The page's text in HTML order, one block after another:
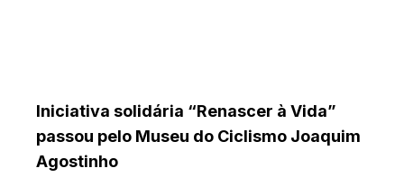
Iniciativa solidária “Renascer à Vida”
passou pelo Museu do Ciclismo Joaquim
Agostinho